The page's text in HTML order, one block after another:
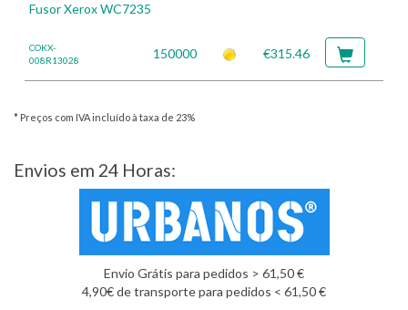
Fusor Xerox WC7235
COKX-
008R13028
150000 €315.46
* Preços com IVA incluído à taxa de 23%
Envios em 24 Horas:
Envio Grátis para pedidos > 61,50 €
4,90€ de transporte para pedidos < 61,50 €